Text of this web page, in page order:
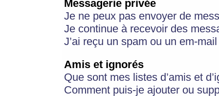
Messagerie privée
Je ne peux pas envoyer de
Je continue à recevoir des
J’ai reçu un spam ou un em-
Amis et ignorés
Que sont mes listes d’amis et
Comment puis-je ajouter ou